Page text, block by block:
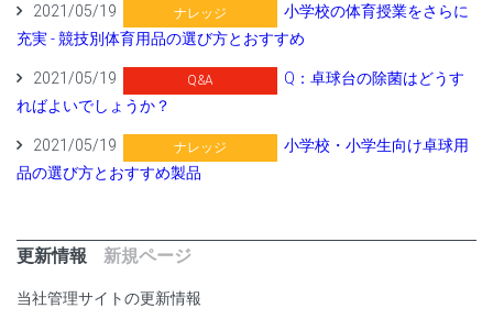
2021/05/19 ナレッジ
小学校の体育授業をさらに
充実 - 競技別体育用品の選び方とおすすめ
2021/05/19 Q&A
Q：卓球台の除菌はどうす
ればよいでしょうか？
2021/05/19 ナレッジ
小学校・小学生向け卓球用
品の選び方とおすすめ製品
更新情報 新規ページ
当社管理サイトの更新情報